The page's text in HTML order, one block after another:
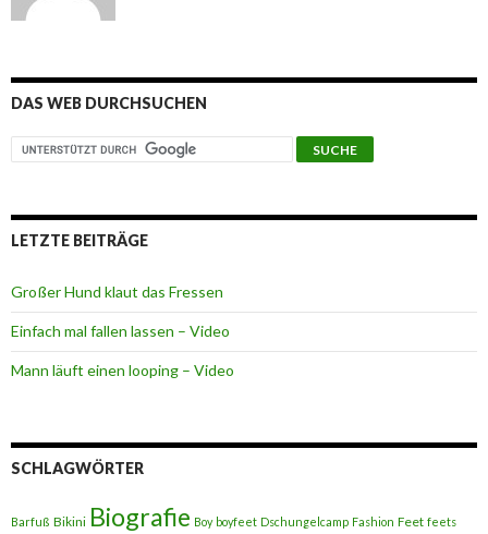
DAS WEB DURCHSUCHEN
LETZTE BEITRÄGE
Großer Hund klaut das Fressen
Einfach mal fallen lassen – Video
Mann läuft einen looping – Video
SCHLAGWÖRTER
Barfuß Bikini Biografie Boy boyfeet Dschungelcamp Fashion Feet feets